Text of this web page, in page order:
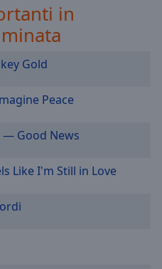
in
Gold
Peace
— Good News
Like I'm Still in Love